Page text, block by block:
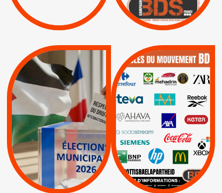
| Pétitions
Lettres d'interpellation
MUNICIPALES 2026 :
JE VOTE POUR LE
RESPECT DU DROIT
INTERNATIONAL EN
PALESTINE
APPELS | Actus |
Espaces Sans
Apartheid
| Lettres d'interpellation
QUE BOYCOTTER ?
BOYCOTT /
AXA BNP | CAF |
Carrefour | HP |
Keter |
Livres et brochures |
Mehadrin | PUMA
Sodastream |
Visuels, tracts,
affiches,...